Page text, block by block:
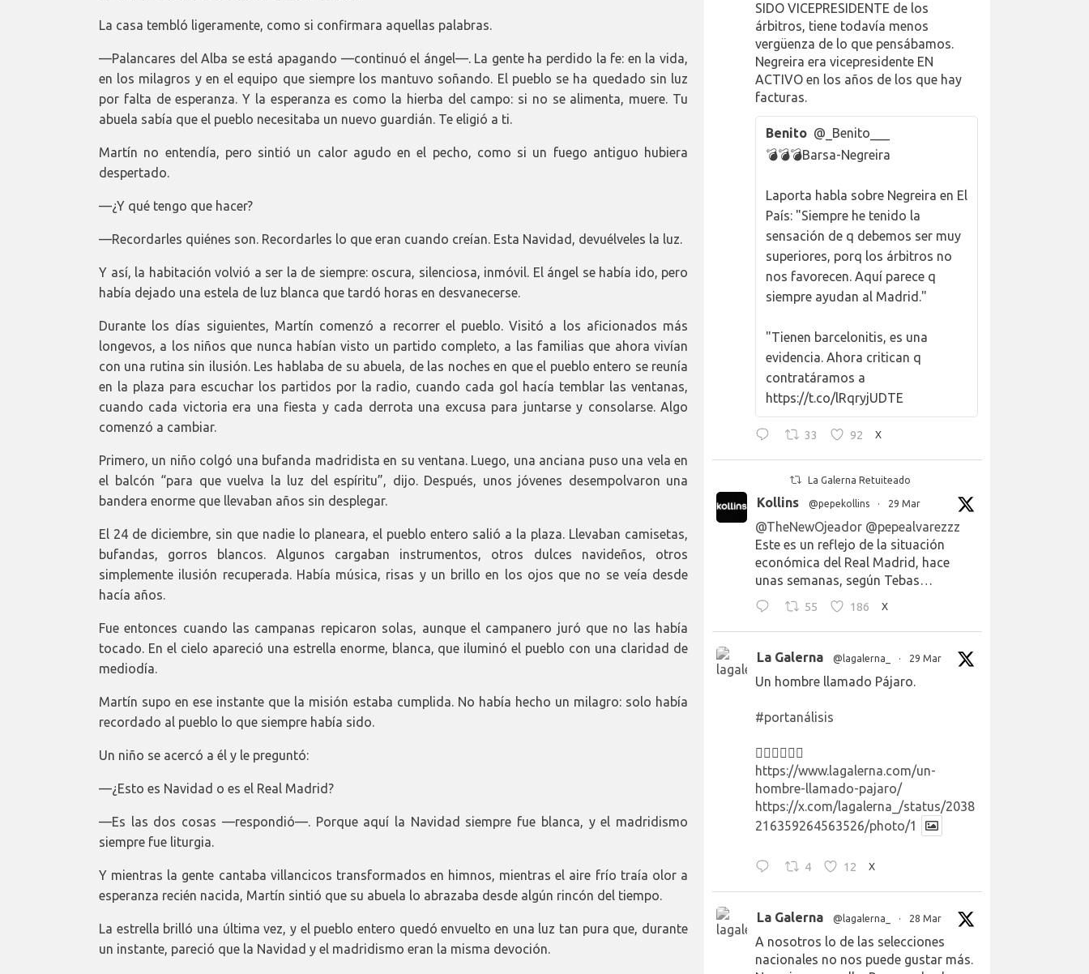
La casa tembló ligeramente, como si confirmara aquellas palabras.
—Palancares del Alba se está apagando —continuó el ángel—. La gente ha perdido la fe: en la vida,
en los milagros y en el equipo que siempre los mantuvo soñando. El pueblo se ha quedado sin luz
por falta de esperanza. Y la esperanza es como la hierba del campo: si no se alimenta, muere. Tu
abuela sabía que el pueblo necesitaba un nuevo guardián. Te eligió a ti.
Martín no entendía, pero sintió un calor agudo en el pecho, como si un fuego antiguo hubiera
despertado.
—¿Y qué tengo que hacer?
—Recordarles quiénes son. Recordarles lo que eran cuando creían. Esta Navidad, devuélveles la luz.
Y así, la habitación volvió a ser la de siempre: oscura, silenciosa, inmóvil. El ángel se había ido, pero
había dejado una estela de luz blanca que tardó horas en desvanecerse.
Durante los días siguientes, Martín comenzó a recorrer el pueblo. Visitó a los aficionados más
longevos, a los niños que nunca habían visto un partido completo, a las familias que ahora vivían
con una rutina sin ilusión. Les hablaba de su abuela, de las noches en que el pueblo entero se reunía
en la plaza para escuchar los partidos por la radio, cuando cada gol hacía temblar las ventanas,
cuando cada victoria era una fiesta y cada derrota una excusa para juntarse y consolarse. Algo
comenzó a cambiar.
Primero, un niño colgó una bufanda madridista en su ventana. Luego, una anciana puso una vela en
el balcón “para que vuelva la luz del espíritu”, dijo. Después, unos jóvenes desempolvaron una
bandera enorme que llevaban años sin desplegar.
El 24 de diciembre, sin que nadie lo planeara, el pueblo entero salió a la plaza. Llevaban camisetas,
bufandas, gorros blancos. Algunos cargaban instrumentos, otros dulces navideños, otros
simplemente ilusión recuperada. Había música, risas y un brillo en los ojos que no se veía desde
hacía años.
Fue entonces cuando las campanas repicaron solas, aunque el campanero juró que no las había
tocado. En el cielo apareció una estrella enorme, blanca, que iluminó el pueblo con una claridad de
mediodía.
Martín supo en ese instante que la misión estaba cumplida. No había hecho un milagro: solo había
recordado al pueblo lo que siempre había sido.
Un niño se acercó a él y le preguntó:
—¿Esto es Navidad o es el Real Madrid?
—Es las dos cosas —respondió—. Porque aquí la Navidad siempre fue blanca, y el madridismo
siempre fue liturgia.
Y mientras la gente cantaba villancicos transformados en himnos, mientras el aire frío traía olor a
esperanza recién nacida, Martín sintió que su abuela lo abrazaba desde algún rincón del tiempo.
La estrella brilló una última vez, y el pueblo entero quedó envuelto en una luz tan pura que, durante
un instante, pareció que la Navidad y el madridismo eran la misma devoción.
SIDO VICEPRESIDENTE de los
árbitros, tiene todavía menos
vergüenza de lo que pensábamos.
Negreira era vicepresidente EN
ACTIVO en los años de los que hay
facturas.
Benito @_Benito___
💣💣💣Barsa-Negreira
Laporta habla sobre Negreira en El
País: "Siempre he tenido la
sensación de q debemos ser muy
superiores, porq los árbitros no
nos favorecen. Aquí parece q
siempre ayudan al Madrid."
"Tienen barcelonitis, es una
evidencia. Ahora critican q
contratáramos a
https://t.co/lRqryjUDTE
33 92 X
La Galerna Retuiteado
Kollins @pepekollins · 29 Mar
@TheNewOjeador @pepealvarezzz
Este es un reflejo de la situación
económica del Real Madrid, hace
unas semanas, según Tebas…
55 186 X
La Galerna @lagalerna_ · 29 Mar
Un hombre llamado Pájaro.
#portanálisis
👉🏻👉🏻👉🏻
https://www.lagalerna.com/un-
hombre-llamado-pajaro/
https://x.com/lagalerna_/status/2038
216359264563526/photo/1
4 12 X
La Galerna @lagalerna_ · 28 Mar
A nosotros lo de las selecciones
nacionales no nos puede gustar más.